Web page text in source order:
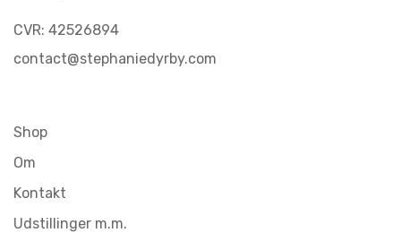
CVR: 42526894
contact@stephaniedyrby.com
Shop
Om
Kontakt
Udstillinger m.m.